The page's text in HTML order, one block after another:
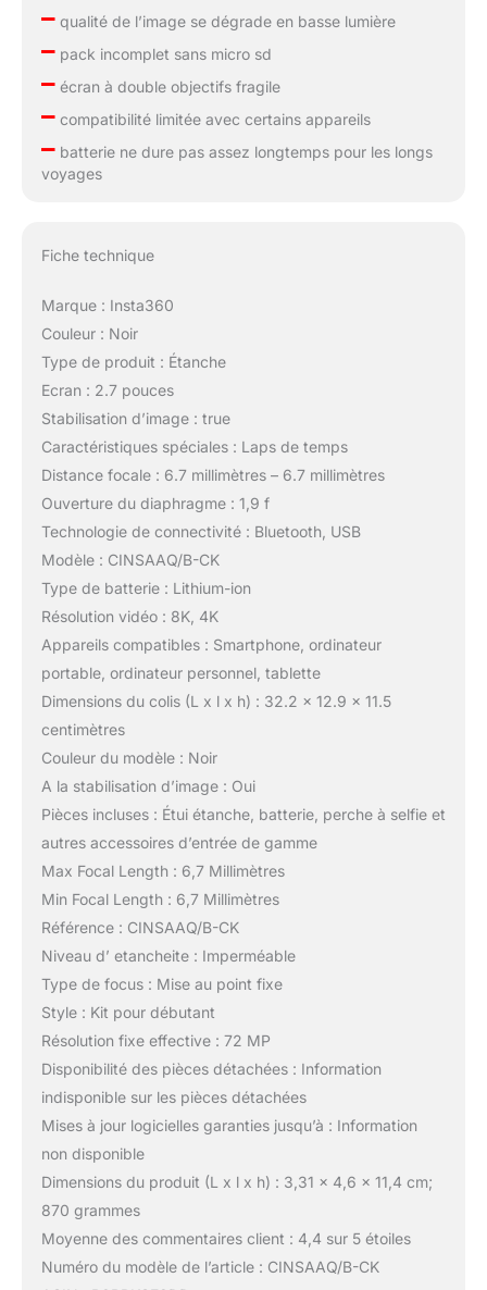
–qualité de l’image se dégrade en basse lumière
–pack incomplet sans micro sd
–écran à double objectifs fragile
–compatibilité limitée avec certains appareils
–batterie ne dure pas assez longtemps pour les longs
voyages
Fiche technique
Marque : Insta360
Couleur : Noir
Type de produit : Étanche
Ecran : 2.7 pouces
Stabilisation d’image : true
Caractéristiques spéciales : Laps de temps
Distance focale : 6.7 millimètres – 6.7 millimètres
Ouverture du diaphragme : 1,9 f
Technologie de connectivité : Bluetooth, USB
Modèle : CINSAAQ/B-CK
Type de batterie : Lithium-ion
Résolution vidéo : 8K, 4K
Appareils compatibles : Smartphone, ordinateur
portable, ordinateur personnel, tablette
Dimensions du colis (L x l x h) : 32.2 x 12.9 x 11.5
centimètres
Couleur du modèle : Noir
A la stabilisation d’image : Oui
Pièces incluses : Étui étanche, batterie, perche à selfie et
autres accessoires d’entrée de gamme
Max Focal Length : 6,7 Millimètres
Min Focal Length : 6,7 Millimètres
Référence : CINSAAQ/B-CK
Niveau d’ etancheite : Imperméable
Type de focus : Mise au point fixe
Style : Kit pour débutant
Résolution fixe effective : 72 MP
Disponibilité des pièces détachées : Information
indisponible sur les pièces détachées
Mises à jour logicielles garanties jusqu’à : Information
non disponible
Dimensions du produit (L x l x h) : 3,31 x 4,6 x 11,4 cm;
870 grammes
Moyenne des commentaires client : 4,4 sur 5 étoiles
Numéro du modèle de l’article : CINSAAQ/B-CK